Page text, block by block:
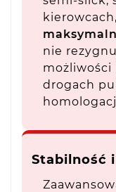
nie
możliwości
drogach
Stabilność